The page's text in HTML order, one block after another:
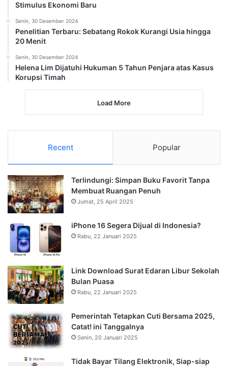
Stimulus Ekonomi Baru
Senin, 30 Desember 2024
Penelitian Terbaru: Sebatang Rokok Kurangi Usia hingga
20 Menit
Senin, 30 Desember 2024
Helena Lim Dijatuhi Hukuman 5 Tahun Penjara atas Kasus
Korupsi Timah
Load More
Recent Popular
Terlindungi: Simpan Buku Favorit Tanpa
Membuat Ruangan Penuh
Jumat, 25 April 2025
iPhone 16 Segera Dijual di Indonesia?
Rabu, 22 Januari 2025
Link Download Surat Edaran Libur Sekolah
Bulan Puasa
Rabu, 22 Januari 2025
Pemerintah Tetapkan Cuti Bersama 2025,
Catat! ini Tanggalnya
Senin, 20 Januari 2025
Tidak Bayar Tilang Elektronik, Siap-siap